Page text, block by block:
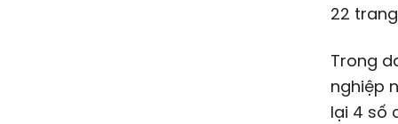
22
Trong
nghiệp
lại 4 số